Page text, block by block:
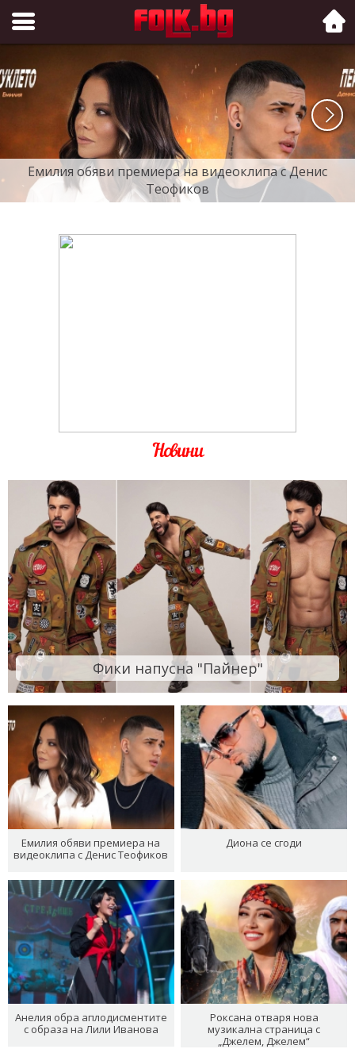
Folk.bg
Емилия обяви премиера на видеоклипа с Денис
Теофиков
Новини
Фики напусна "Пайнер"
Емилия обяви премиера на
видеоклипа с Денис Теофиков
Диона се сгоди
Анелия обра аплодисментите
с образа на Лили Иванова
Роксана отваря нова
музикална страница с
„Джелем, Джелем“